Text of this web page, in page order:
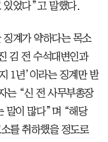
있었다”고 말했다.
계가 약하다는 목소
김 전 수석대변인과
1년’이라는 징계만 받
는 “신 전 사무부총장
말이 많다”며 “해당
를 취하했을 정도로